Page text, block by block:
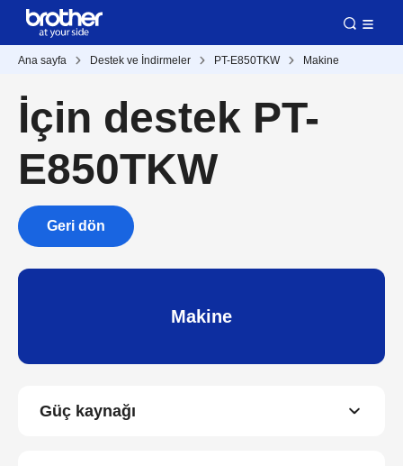
Ana sayfa Destek ve İndirmeler PT-E850TKW Makine
İçin destek PT-
E850TKW
Geri dön
Makine
Güç kaynağı